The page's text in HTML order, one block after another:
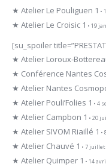
★ Atelier Le Pouliguen 1 •
★ Atelier Le Croisic 1 • 19
[su_spoiler
★ Atelier Loroux-
★ Conférence Nantes
★ Atelier Nantes
★ Atelier Pouli’Folies 1 • 4
★ Atelier Campbon 1 • 20
★ Atelier SIVOM Riaillé 1 •
★ Atelier Chauvé 1 • 7 juillet
★ Atelier Quimper 1 • 14